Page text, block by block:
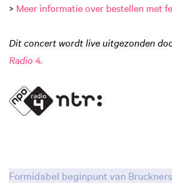
> Meer informatie over bestellen met
Dit concert wordt live uitgezonden
Radio 4.
Formidabel beginpunt van